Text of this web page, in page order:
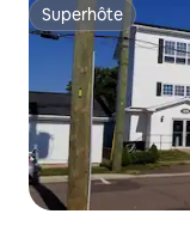
Superhôte
Superhôte